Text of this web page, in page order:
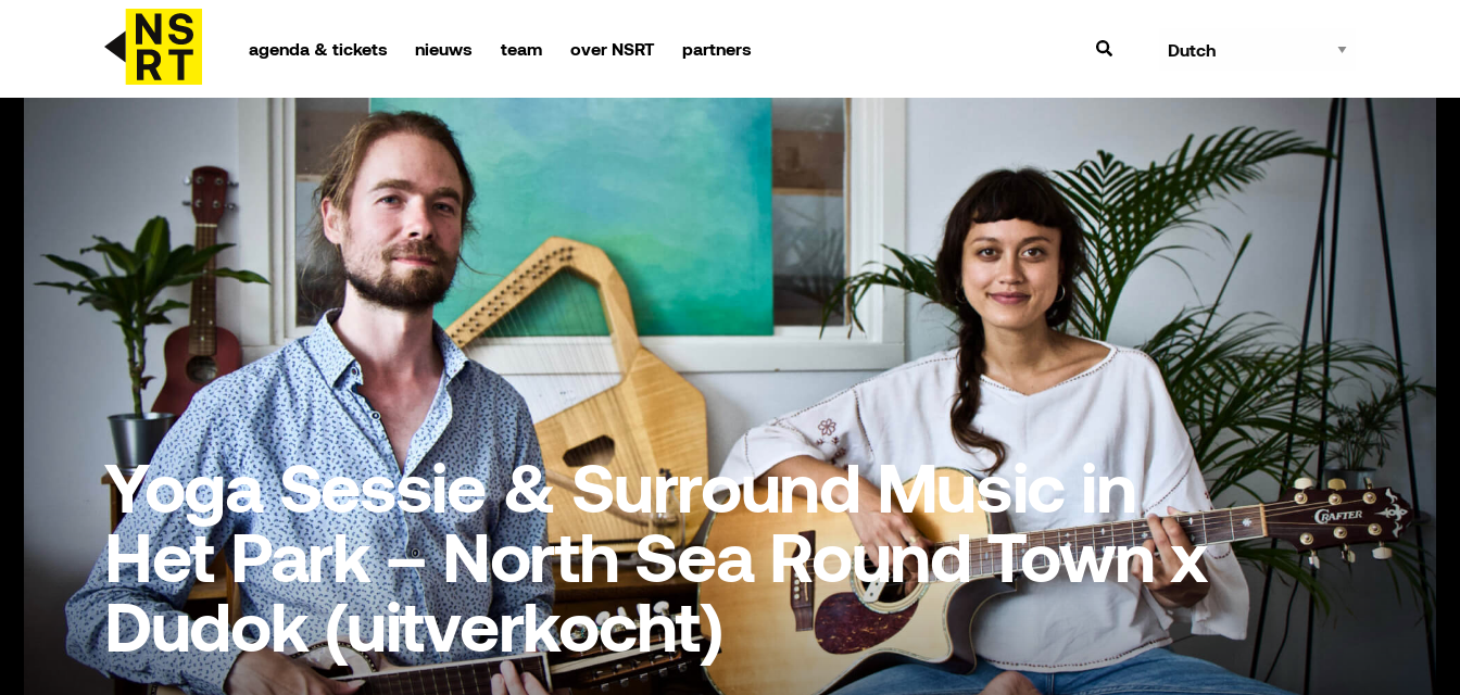
agenda & tickets nieuws team over NSRT partners
agenda & tickets
nieuws
team
over NSRT
partners
Yoga Sessie & Surround Music in
Het Park – North Sea Round Town x
Dudok (uitverkocht)